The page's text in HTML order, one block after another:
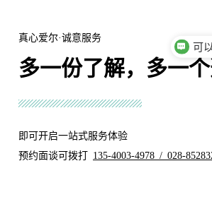
Website
真心爱尔·诚意服务
多一份了解，多一
即可开启一站式服务体验
预约面谈可拨打 135-4003-4978 / 028-